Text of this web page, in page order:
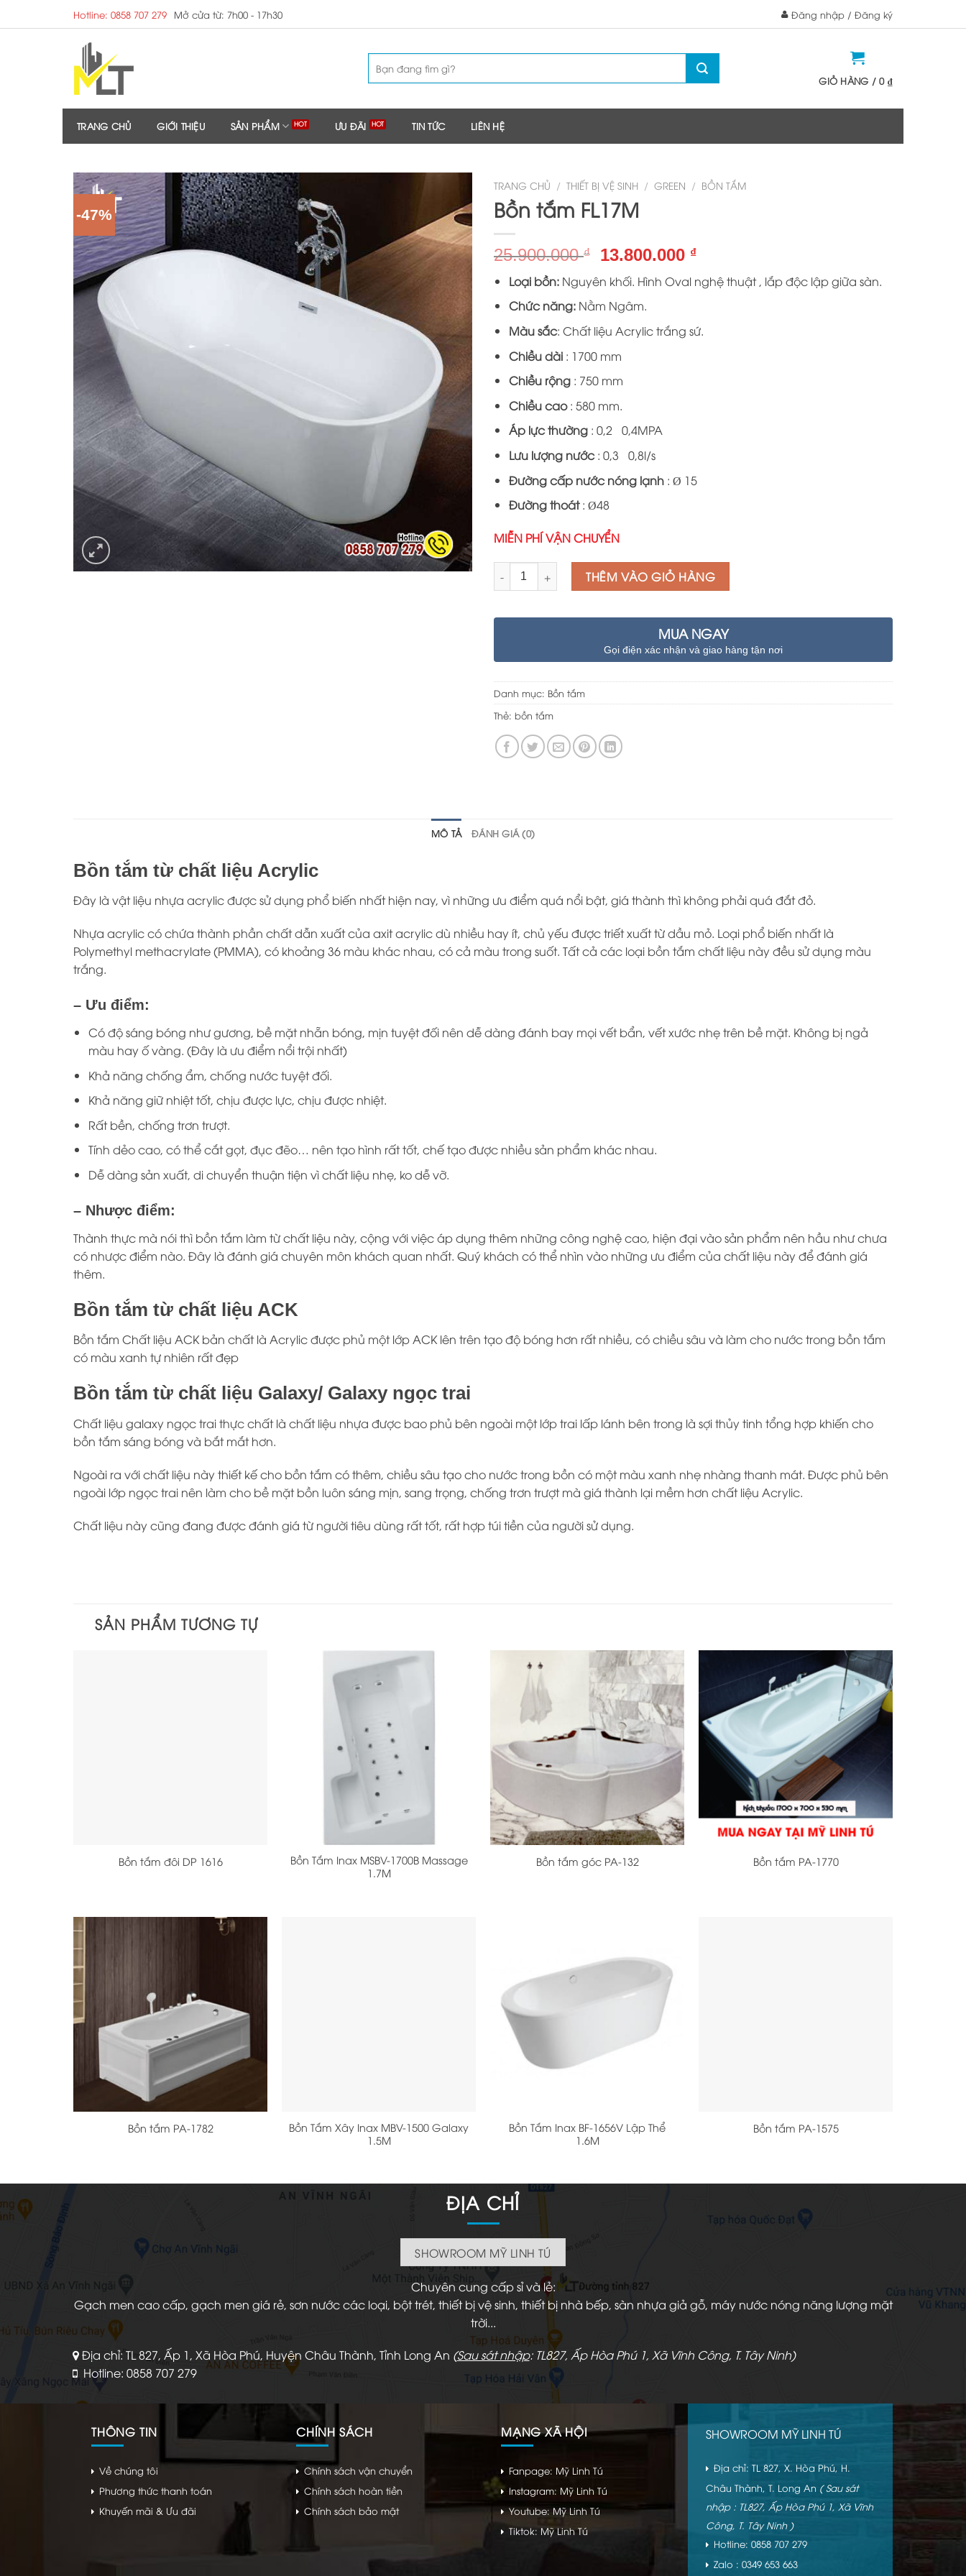
to
Hotline: 0858 707 279 Mở cửa từ: 7h00 - 17h30 Đăng nhập / Đăng ký
kiếm:
GIỎ HÀNG /0 ₫
TRANG CHỦ GIỚI THIỆU SẢN PHẨM ƯU ĐÃI TIN TỨC LIÊN HỆ
-47%
TRANG CHỦ / THIẾT BỊ VỆ SINH / GREEN / BỒN TẮM
Bồn tắm FL17M
25.900.000₫
Giá
gốc
là:
25.900.000 ₫.
13.800.000 ₫Giá
tại
13.800.000 ₫.
Loại bồn: Nguyên khối. Hình Oval nghệ thuật , lắp độc lập giữa sàn.
Chức năng:Nằm Ngâm.
Màu sắc: Chất liệu Acrylic trắng sứ.
Chiều dài: 1700 mm
Chiều rộng: 750 mm
Chiều cao: 580 mm.
Áp lực thường: 0,2÷0,4MPA
Lưu lượng nước: 0,3÷0,8l/s
Đường cấp nước nóng lạnh: Ø 15
Đường thoát: Ø48
MIỄN PHÍ VẬN CHUYỂN
Số lượng THÊM VÀO GIỎ HÀNG
MUA NGAY
Gọi điện xác nhận và giao hàng tận nơi
Danh mục: Bồn tắm
Thẻ: bồn tắm
MÔ TẢ ĐÁNH GIÁ (0)
Bồn tắm từ chất liệu Acrylic
Đây là vật liệu nhựa acrylic được sử dụng phổ biến nhất hiện nay, vì những ưu điểm quá nổi bật, giá thành thì không phải quá đắt đỏ.
Nhựa acrylic có chứa thành phần chất dẫn xuất của axit acrylic dù nhiều hay ít, chủ yếu được triết xuất từ dầu mỏ. Loại phổ biến nhất là
Polymethyl methacrylate (PMMA), có khoảng 36 màu khác nhau, có cả màu trong suốt. Tất cả các loại bồn tắm chất liệu này đều sử dụng màu
trắng.
– Ưu điểm:
Có độ sáng bóng như gương, bề mặt nhẵn bóng, mịn tuyệt đối nên dễ dàng đánh bay mọi vết bẩn, vết xước nhẹ trên bề mặt. Không bị ngả
màu hay ố vàng. (Đây là ưu điểm nổi trội nhất)
Khả năng chống ẩm, chống nước tuyệt đối.
Khả năng giữ nhiệt tốt, chịu được lực, chịu được nhiệt.
Rất bền, chống trơn trượt.
Tính dẻo cao, có thể cắt gọt, đục đẽo… nên tạo hình rất tốt, chế tạo được nhiều sản phẩm khác nhau.
Dễ dàng sản xuất, di chuyển thuận tiện vì chất liệu nhẹ, ko dễ vỡ.
– Nhược điểm:
Thành thực mà nói thì bồn tắm làm từ chất liệu này, cộng với việc áp dụng thêm những công nghệ cao, hiện đại vào sản phẩm nên hầu như chưa
có nhược điểm nào. Đây là đánh giá chuyên môn khách quan nhất. Quý khách có thể nhìn vào những ưu điểm của chất liệu này để đánh giá
thêm.
Bồn tắm từ chất liệu ACK
Bồn tắm Chất liệu ACK bản chất là Acrylic được phủ một lớp ACK lên trên tạo độ bóng hơn rất nhiều, có chiều sâu và làm cho nước trong bồn tắm
có màu xanh tự nhiên rất đẹp
Bồn tắm từ chất liệu Galaxy/ Galaxy ngọc trai
Chất liệu galaxy ngọc trai thực chất là chất liệu nhựa được bao phủ bên ngoài một lớp trai lấp lánh bên trong là sợi thủy tinh tổng hợp khiến cho
bồn tắm sáng bóng và bắt mắt hơn.
Ngoài ra với chất liệu này thiết kế cho bồn tắm có thêm, chiều sâu tạo cho nước trong bồn có một màu xanh nhẹ nhàng thanh mát. Được phủ bên
ngoài lớp ngọc trai nên làm cho bề mặt bồn luôn sáng mịn, sang trọng, chống trơn trượt mà giá thành lại mềm hơn chất liệu Acrylic.
Chất liệu này cũng đang được đánh giá từ người tiêu dùng rất tốt, rất hợp túi tiền của người sử dụng.
SẢN PHẨM TƯƠNG TỰ
Bồn tắm đôi DP 1616
Bồn Tắm Inax MSBV-1700B Massage
1.7M
+
Bồn tắm góc PA-132
+
Bồn tắm PA-1770
Bồn tắm PA-1782
Bồn Tắm Xây Inax MBV-1500 Galaxy
1.5M
Bồn Tắm Inax BF-1656V Lập Thể
1.6M
Bồn tắm PA-1575
ĐỊA CHỈ
SHOWROOM MỸ LINH TÚ
Chuyên cung cấp sỉ và lẻ:
Gạch men cao cấp, gạch men giá rẻ, sơn nước các loại, bột trét, thiết bị vệ sinh, thiết bị nhà bếp, sàn nhựa giả gỗ, máy nước nóng năng lượng mặt
trời...
Địa chỉ: TL 827, Ấp 1, Xã Hòa Phú, Huyện Châu Thành, Tỉnh Long An (Sau sát nhập: TL827, Ấp Hòa Phú 1, Xã Vĩnh Công, T. Tây Ninh)
Hotline: 0858 707 279
THÔNG TIN
Về chúng tôi
Phương thức thanh toán
Khuyến mãi & Ưu đãi
CHÍNH SÁCH
Chính sách vận chuyển
Chính sách hoàn tiền
Chính sách bảo mật
MẠNG XÃ HỘI
Fanpage: Mỹ Linh Tú
Instagram: Mỹ Linh Tú
Youtube: Mỹ Linh Tú
Tiktok: Mỹ Linh Tú
SHOWROOM MỸ LINH TÚ
Địa chỉ: TL 827, X. Hòa Phú, H.
Châu Thành, T. Long An ( Sau sát
nhập : TL827, Ấp Hòa Phú 1, Xã Vĩnh
Công, T. Tây Ninh )
Hotline: 0858 707 279
Zalo : 0349 653 663